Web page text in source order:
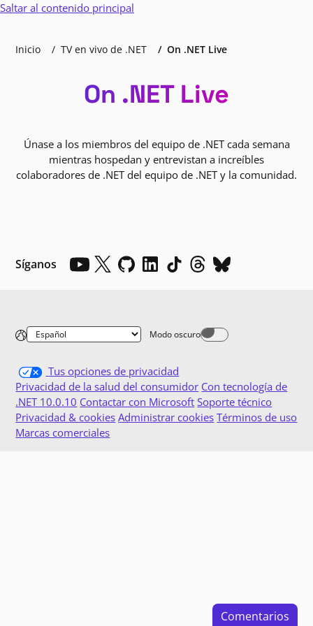
Saltar al contenido principal
Inicio TV en vivo de .NET On .NET Live
On .NET Live
Únase a los miembros del equipo de .NET cada semana
mientras hospedan y entrevistan a increíbles
colaboradores de .NET del equipo de .NET y la comunidad.
Síganos
Comentarios
Modo oscuro
Dark mode off
Tus opciones de privacidad
Privacidad de la salud del consumidor Con tecnología de
.NET 10.0.10 Contactar con Microsoft Soporte técnico
Privacidad & cookies Administrar cookies Términos de uso
Marcas comerciales